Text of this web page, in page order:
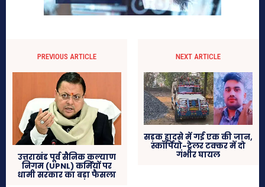
PREVIOUS ARTICLE
उत्तराखंड पूर्व सैनिक कल्याण
निगम (UPNL) कर्मियों पर
धामी सरकार का बड़ा फैसला
NEXT ARTICLE
सड़क हादसे में गई एक की जान,
स्कॉर्पियो-ट्रेलर टक्कर में दो
गंभीर घायल